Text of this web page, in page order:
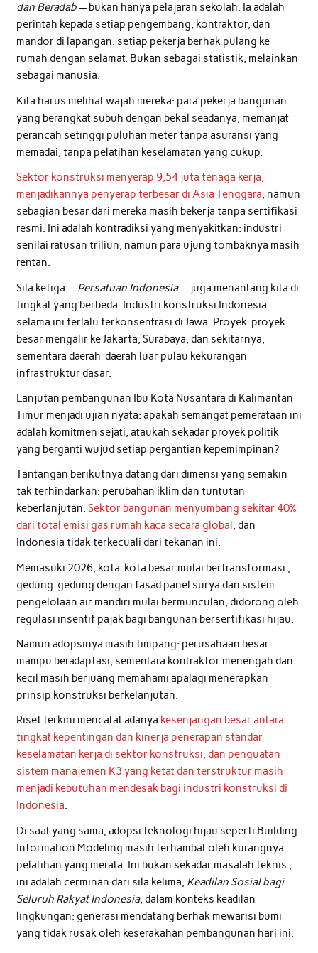
dan Beradab— bukan hanya pelajaran sekolah. Ia adalah
perintah kepada setiap pengembang, kontraktor, dan
mandor di lapangan: setiap pekerja berhak pulang ke
rumah dengan selamat. Bukan sebagai statistik, melainkan
sebagai manusia.
Kita harus melihat wajah mereka: para pekerja bangunan
yang berangkat subuh dengan bekal seadanya, memanjat
perancah setinggi puluhan meter tanpa asuransi yang
memadai, tanpa pelatihan keselamatan yang cukup.
Sektor konstruksi menyerap 9,54 juta tenaga kerja,
menjadikannya penyerap terbesar di Asia Tenggara, namun
sebagian besar dari mereka masih bekerja tanpa sertifikasi
resmi. Ini adalah kontradiksi yang menyakitkan: industri
senilai ratusan triliun, namun para ujung tombaknya masih
rentan.
Sila ketiga — Persatuan Indonesia— juga menantang kita di
tingkat yang berbeda. Industri konstruksi Indonesia
selama ini terlalu terkonsentrasi di Jawa. Proyek-proyek
besar mengalir ke Jakarta, Surabaya, dan sekitarnya,
sementara daerah-daerah luar pulau kekurangan
infrastruktur dasar.
Lanjutan pembangunan Ibu Kota Nusantara di Kalimantan
Timur menjadi ujian nyata: apakah semangat pemerataan ini
adalah komitmen sejati, ataukah sekadar proyek politik
yang berganti wujud setiap pergantian kepemimpinan?
Tantangan berikutnya datang dari dimensi yang semakin
tak terhindarkan: perubahan iklim dan tuntutan
keberlanjutan. Sektor bangunan menyumbang sekitar 40%
dari total emisi gas rumah kaca secara global , dan
Indonesia tidak terkecuali dari tekanan ini.
Memasuki 2026, kota-kota besar mulai bertransformasi ,
gedung-gedung dengan fasad panel surya dan sistem
pengelolaan air mandiri mulai bermunculan, didorong oleh
regulasi insentif pajak bagi bangunan bersertifikasi hijau.
Namun adopsinya masih timpang: perusahaan besar
mampu beradaptasi, sementara kontraktor menengah dan
kecil masih berjuang memahami apalagi menerapkan
prinsip konstruksi berkelanjutan.
Riset terkini mencatat adanya kesenjangan besar antara
tingkat kepentingan dan kinerja penerapan standar
keselamatan kerja di sektor konstruksi, dan penguatan
sistem manajemen K3 yang ketat dan terstruktur masih
menjadi kebutuhan mendesak bagi industri konstruksi di
Indonesia.
Di saat yang sama, adopsi teknologi hijau seperti Building
Information Modeling masih terhambat oleh kurangnya
pelatihan yang merata. Ini bukan sekadar masalah teknis ,
ini adalah cerminan dari sila kelima, Keadilan Sosial bagi
Seluruh Rakyat Indonesia, dalam konteks keadilan
lingkungan: generasi mendatang berhak mewarisi bumi
yang tidak rusak oleh keserakahan pembangunan hari ini.